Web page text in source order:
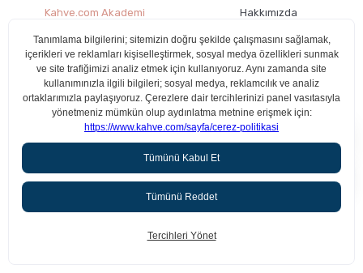
Kahve.com Akademi
3. Nesil Kahve Ekipmanları
Favori Ürünlerim
Hakkımızda
Toptan Kahve
Bize Ulaşın
Hesabım
Hesabım
Favorilerim
Sözleşmeler
Satış Sözleşmesi
Aydınlatma Metni
Aradığın kahveyi beraber bulalım!